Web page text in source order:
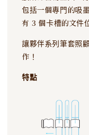
包括一個專門的吸
有 3 個卡槽的文件
讓夥伴系列筆套照
作！
特點